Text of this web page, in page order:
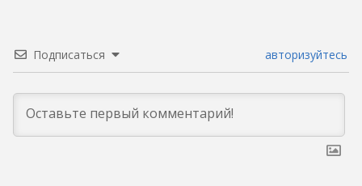
Подписаться авторизуйтесь